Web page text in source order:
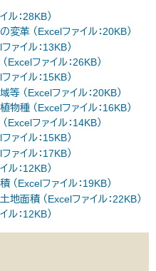
：28KB）
革 （Excelファイル：20KB）
イル：13KB）
ファイル：26KB）
イル：15KB）
（Excelファイル：20KB）
種 （Excelファイル：16KB）
ファイル：14KB）
イル：15KB）
イル：17KB）
：12KB）
Excelファイル：19KB）
面積 （Excelファイル：22KB）
：12KB）